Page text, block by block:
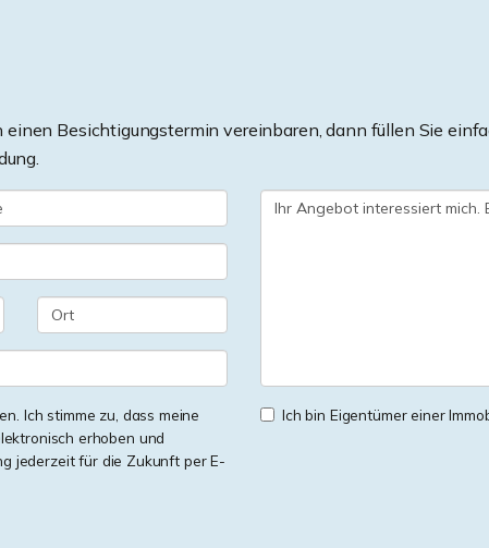
Besichtigungstermin vereinbaren, dann füllen Sie
Ich stimme zu, dass meine
erhoben und
jederzeit für die Zukunft per E-
Ich bin Eigentümer einer